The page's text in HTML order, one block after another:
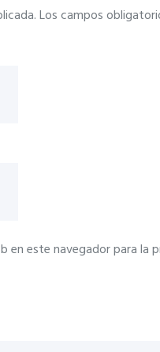
Los campos
en este navegador para la